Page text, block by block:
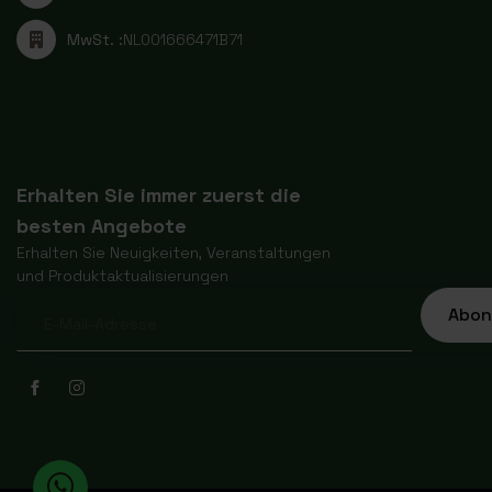
MwSt. :NL001666471B71
Erhalten Sie immer zuerst die
besten Angebote
Erhalten Sie Neuigkeiten, Veranstaltungen
und Produktaktualisierungen